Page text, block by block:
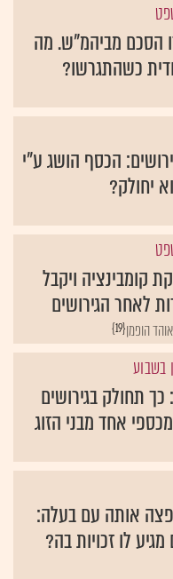
הסכם מביהמ"ש. מה
כשהתגרשו?
הכסף הושג ע"י
יחולק?
קומבינציה ויקבל
לאחר הגירושים
{19}הופמן
בשבוע
תחולק בגירושים
אחד מבני הזוג
אותה עם בעלה:
לו זכויות בה?